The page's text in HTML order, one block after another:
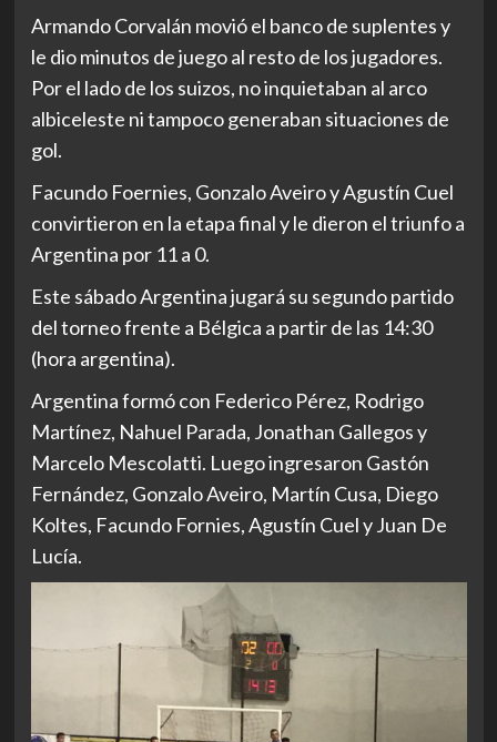
Armando Corvalán movió el banco de suplentes y
le dio minutos de juego al resto de los jugadores.
Por el lado de los suizos, no inquietaban al arco
albiceleste ni tampoco generaban situaciones de
gol.
Facundo Foernies, Gonzalo Aveiro y Agustín Cuel
convirtieron en la etapa final y le dieron el triunfo a
Argentina por 11 a 0.
Este sábado Argentina jugará su segundo partido
del torneo frente a Bélgica a partir de las 14:30
(hora argentina).
Argentina formó con Federico Pérez, Rodrigo
Martínez, Nahuel Parada, Jonathan Gallegos y
Marcelo Mescolatti. Luego ingresaron Gastón
Fernández, Gonzalo Aveiro, Martín Cusa, Diego
Koltes, Facundo Fornies, Agustín Cuel y Juan De
Lucía.